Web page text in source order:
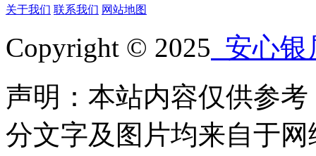
关于我们 联系我们 网站地图
Copyright © 2025 安心银
声明：本站内容仅供参
分文字及图片均来自于